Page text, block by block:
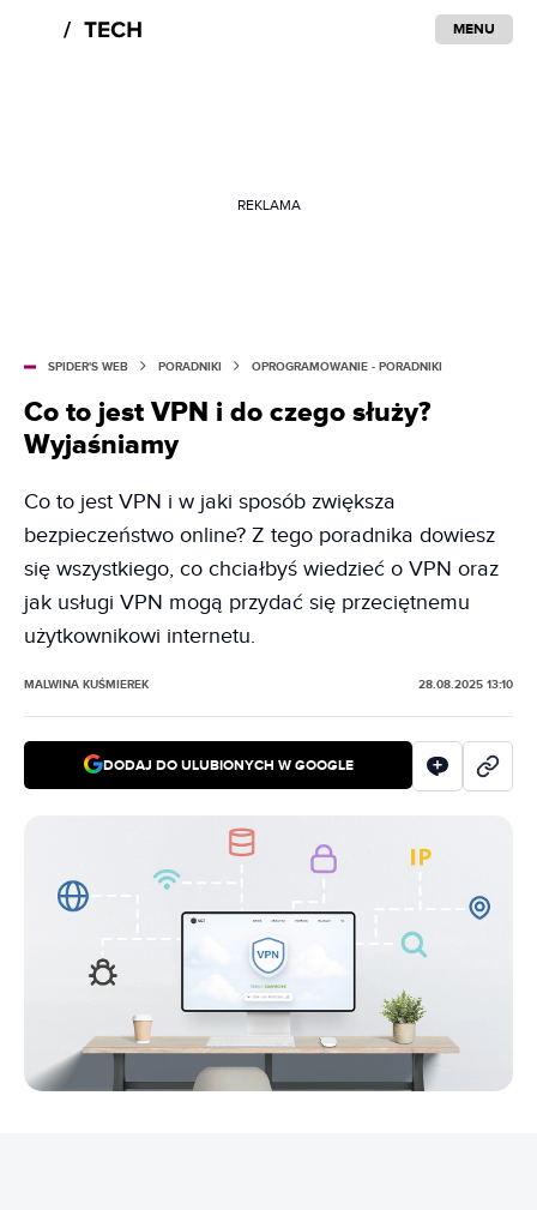
MENU
REKLAMA
SPIDER'S WEB PORADNIKI OPROGRAMOWANIE - PORADNIKI
Co to jest VPN i do czego służy?
Wyjaśniamy
Co to jest VPN i w jaki sposób zwiększa
bezpieczeństwo online? Z tego poradnika dowiesz
się wszystkiego, co chciałbyś wiedzieć o VPN oraz
jak usługi VPN mogą przydać się przeciętnemu
użytkownikowi internetu.
MALWINA KUŚMIEREK 28.08.2025 13:10
DODAJ DO ULUBIONYCH W GOOGLE